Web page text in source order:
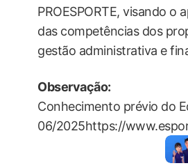
PROESPORTE, visando o
das competências dos
gestão administrativa e
Observação:
Conhecimento prévio do
06/2025https://